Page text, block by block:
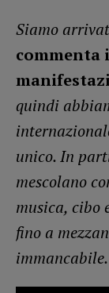
Siamo
commenta
quindi
unico. In
mescolano
musica, cibo
fino a
immancabile.